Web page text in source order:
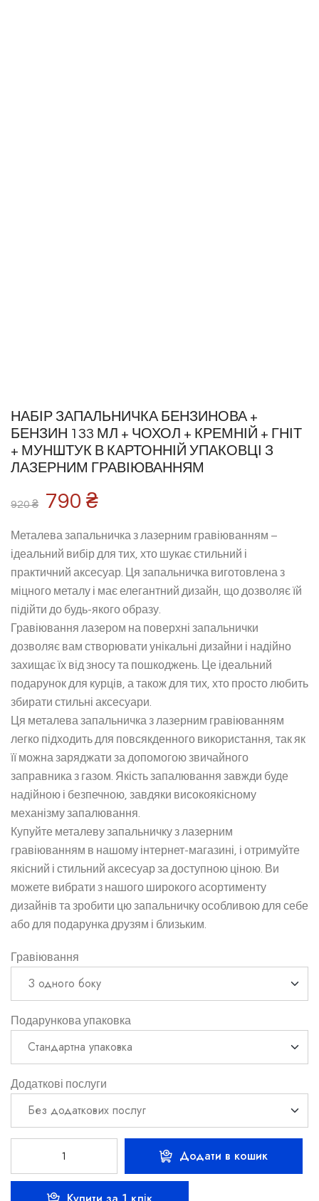
НАБІР ЗАПАЛЬНИЧКА БЕНЗИНОВА +
БЕНЗИН 133 МЛ + ЧОХОЛ + КРЕМНІЙ + ГНІТ
+ МУНШТУК В КАРТОННІЙ УПАКОВЦІ З
ЛАЗЕРНИМ ГРАВІЮВАННЯМ
920₴ 790 ₴
Металева запальничка з лазерним гравіюванням –
ідеальний вибір для тих, хто шукає стильний і
практичний аксесуар. Ця запальничка виготовлена з
міцного металу і має елегантний дизайн, що дозволяє їй
підійти до будь-якого образу.
Гравіювання лазером на поверхні запальнички
дозволяє вам створювати унікальні дизайни і надійно
захищає їх від зносу та пошкоджень. Це ідеальний
подарунок для курців, а також для тих, хто просто любить
збирати стильні аксесуари.
Ця металева запальничка з лазерним гравіюванням
легко підходить для повсякденного використання, так як
її можна заряджати за допомогою звичайного
заправника з газом. Якість запалювання завжди буде
надійною і безпечною, завдяки високоякісному
механізму запалювання.
Купуйте металеву запальничку з лазерним
гравіюванням в нашому інтернет-магазині, і отримуйте
якісний і стильний аксесуар за доступною ціною. Ви
можете вибрати з нашого широкого асортименту
дизайнів та зробити цю запальничку особливою для себе
або для подарунка друзям і близьким.
Гравіювання
Подарункова упаковка
Додаткові послуги
Додати в кошик